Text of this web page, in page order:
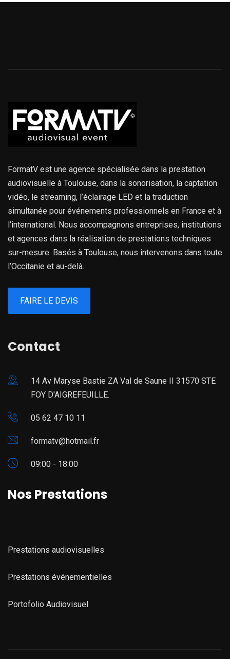
FormatV est une agence spécialisée dans la prestation
audiovisuelle à Toulouse, dans la sonorisation, la captation
vidéo, le streaming, l’éclairage LED et la traduction
simultanée pour événements professionnels en France et à
l’international. Nous accompagnons entreprises, institutions
et agences dans la réalisation de prestations techniques
sur-mesure. Basés à Toulouse, nous intervenons dans toute
l’Occitanie et au-delà.
FAIRE LE DEVIS
Contact
14 Av Maryse Bastie ZA Val de Saune II 31570 STE
FOY D'AIGREFEUILLE.
05 62 47 10 11
formatv@hotmail.fr
09:00 - 18:00
Nos Prestations
Prestations audiovisuelles
Prestations événementielles
Portofolio Audiovisuel